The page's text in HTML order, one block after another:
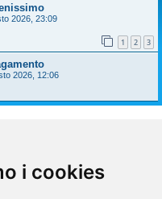
i cookies
2026, 23:09
1 2 3
2026, 12:06